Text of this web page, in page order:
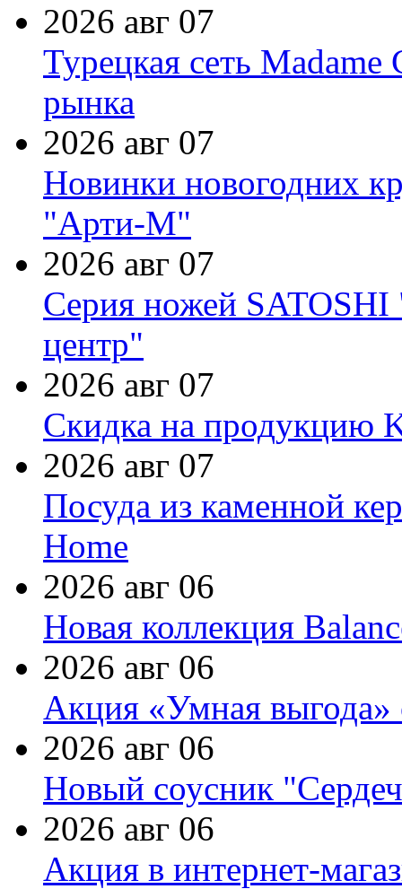
2026 авг 07
Турецкая сеть Madame
рынка
2026 авг 07
Новинки новогодних
"Арти-М"
2026 авг 07
Серия ножей
центр"
2026 авг 07
Скидка на продукцию
2026 авг 07
Посуда из каменной
Home
2026 авг 06
Новая коллекция
2026 авг 06
Акция «Умная выгода»
2026 авг 06
Новый соусник
2026 авг 06
Акция в интернет-